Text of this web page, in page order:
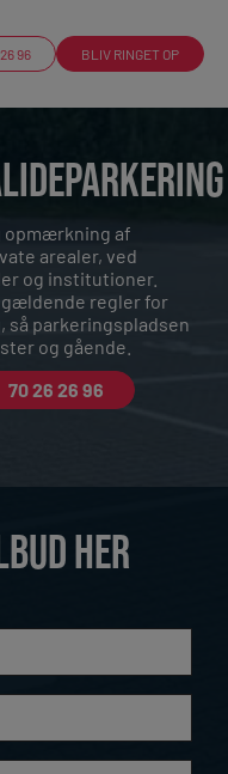
96 BLIV RINGET OP
opmærkning af
arealer, ved
og institutioner.
regler for
så parkeringspladsen
og gående.
70 26 26 96
HER